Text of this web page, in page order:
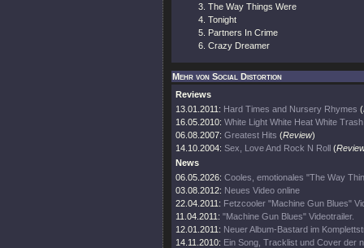
The Way Things Were
Tonight
Partners In Crime
Crazy Dreamer
Mehr von Social Distortion
Reviews
13.01.2011: Hard Times and Nursery Rhymes (
16.05.2010: White Light White Heat White Trash
06.08.2007: Greatest Hits (Review)
14.10.2004: Sex, Love And Rock N Roll (
News
06.05.2026: Cooles, emotionales "The Way
03.08.2012: Neues Video online
22.04.2011: Fetzcooler "Machine Gun Blues"
11.04.2011: "Machine Gun Blues" Videotrailer.
12.01.2011: Neuer Album-Bastard im
14.11.2010: Ein Song, Tracklist und Cover der